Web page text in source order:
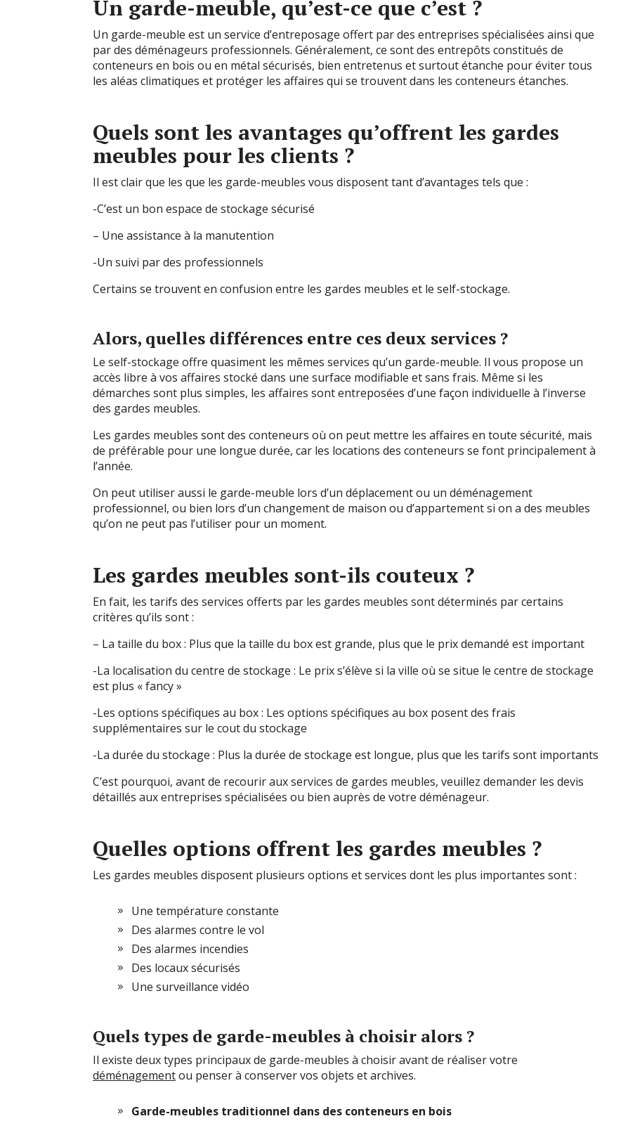
Un garde-meuble, qu’est-ce que c’est ?
Un garde-meuble est un service d’entreposage offert par des entreprises spécialisées ainsi que
par des déménageurs professionnels. Généralement, ce sont des entrepôts constitués de
conteneurs en bois ou en métal sécurisés, bien entretenus et surtout étanche pour éviter tous
les aléas climatiques et protéger les affaires qui se trouvent dans les conteneurs étanches.
Quels sont les avantages qu’offrent les gardes
meubles pour les clients ?
Il est clair que les que les garde-meubles vous disposent tant d’avantages tels que :
-C’est un bon espace de stockage sécurisé
– Une assistance à la manutention
-Un suivi par des professionnels
Certains se trouvent en confusion entre les gardes meubles et le self-stockage.
Alors, quelles différences entre ces deux services ?
Le self-stockage offre quasiment les mêmes services qu’un garde-meuble. Il vous propose un
accès libre à vos affaires stocké dans une surface modifiable et sans frais. Même si les
démarches sont plus simples, les affaires sont entreposées d’une façon individuelle à l’inverse
des gardes meubles.
Les gardes meubles sont des conteneurs où on peut mettre les affaires en toute sécurité, mais
de préférable pour une longue durée, car les locations des conteneurs se font principalement à
l’année.
On peut utiliser aussi le garde-meuble lors d’un déplacement ou un déménagement
professionnel, ou bien lors d’un changement de maison ou d’appartement si on a des meubles
qu’on ne peut pas l’utiliser pour un moment.
Les gardes meubles sont-ils couteux ?
En fait, les tarifs des services offerts par les gardes meubles sont déterminés par certains
critères qu’ils sont :
– La taille du box : Plus que la taille du box est grande, plus que le prix demandé est important
-La localisation du centre de stockage : Le prix s’élève si la ville où se situe le centre de stockage
est plus « fancy »
-Les options spécifiques au box : Les options spécifiques au box posent des frais
supplémentaires sur le cout du stockage
-La durée du stockage : Plus la durée de stockage est longue, plus que les tarifs sont importants
C’est pourquoi, avant de recourir aux services de gardes meubles, veuillez demander les devis
détaillés aux entreprises spécialisées ou bien auprès de votre déménageur.
Quelles options offrent les gardes meubles ?
Les gardes meubles disposent plusieurs options et services dont les plus importantes sont :
Une température constante
Des alarmes contre le vol
Des alarmes incendies
Des locaux sécurisés
Une surveillance vidéo
Quels types de garde-meubles à choisir alors ?
Il existe deux types principaux de garde-meubles à choisir avant de réaliser votre
déménagementou penser à conserver vos objets et archives.
Garde-meubles traditionnel dans des conteneurs en bois